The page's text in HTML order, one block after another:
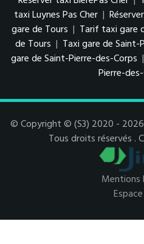
taxi Luynes Pas Cher |
gare de Tours | Tarif taxi gare
de Tours | Taxi gare de Saint-
gare de Saint-Pierre-des-Corps |
Pierre-
© Copyright © (S3) 2020 - 2026
Tous droits réservés .
Mentions